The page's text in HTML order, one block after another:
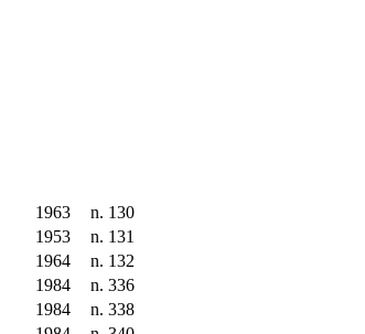
1963 n. 130
1953 n. 131
1964 n. 132
1984 n. 336
1984 n. 338